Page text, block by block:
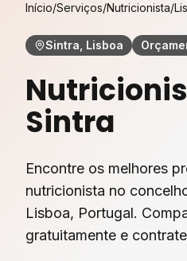
Início/Serviços/Nutricionista/
Sintra, Lisboa
Sintra
Encontre os melhores
nutricionista no
Lisboa, Portugal.
gratuitamente e